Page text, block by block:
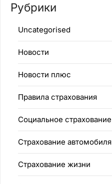
Рубрики
Uncategorised
Новости
Новости плюс
Правила страхования
Социальное страхование
Страхование автомобиля
Страхование жизни